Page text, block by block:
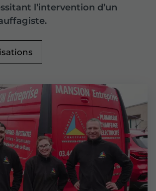
l’intervention d’un